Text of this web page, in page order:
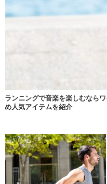
ランニングで音楽を楽しむなら
め人気アイテムを紹介